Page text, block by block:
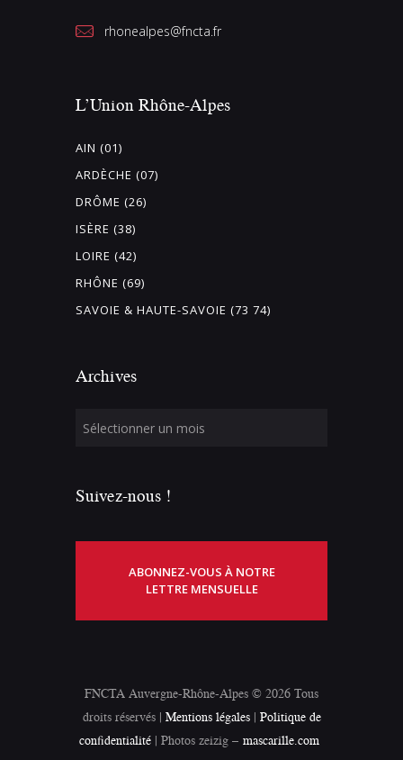
rhonealpes@fncta.fr
L’Union Rhône-Alpes
AIN (01)
ARDÈCHE (07)
DRÔME (26)
ISÈRE (38)
LOIRE (42)
RHÔNE (69)
SAVOIE & HAUTE-SAVOIE (73 74)
Archives
Suivez-nous !
ABONNEZ-VOUS À NOTRE
LETTRE MENSUELLE
FNCTA Auvergne-Rhône-Alpes © 2026 Tous
droits réservés | Mentions légales| Politique de
confidentialité | Photos zeizig – mascarille.com